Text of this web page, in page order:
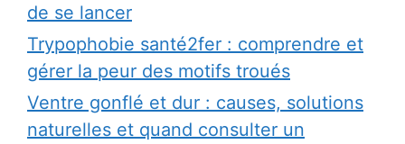
de se lancer
Trypophobie santé2fer : comprendre et
gérer la peur des motifs troués
Ventre gonflé et dur : causes, solutions
naturelles et quand consulter un